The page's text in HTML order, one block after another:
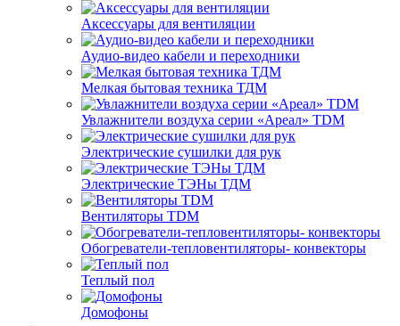
Аксессуары для вентиляции
Аудио-видео кабели и переходники
Мелкая бытовая техника ТДМ
Увлажнители воздуха серии «Ареал» TDM
Электрические сушилки для рук
Электрические ТЭНы ТДМ
Вентиляторы TDM
Обогреватели-тепловентиляторы- конвекторы
Теплый пол
Домофоны